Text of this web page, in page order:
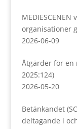
organisationer
2026-06-09
Åtgärder för en
2025:124)
2026-05-20
Betänkandet
deltagande i